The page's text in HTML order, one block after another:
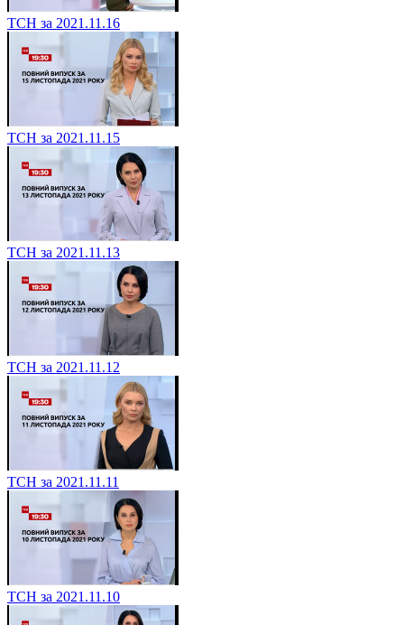
ТСН за 2021.11.16
ТСН за 2021.11.15
ТСН за 2021.11.13
ТСН за 2021.11.12
ТСН за 2021.11.11
ТСН за 2021.11.10